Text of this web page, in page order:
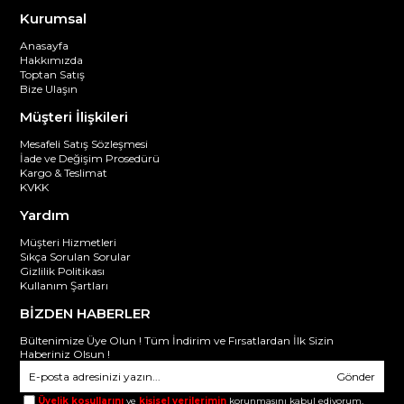
Kurumsal
Anasayfa
Hakkımızda
Toptan Satış
Bize Ulaşın
Müşteri İlişkileri
Mesafeli Satış Sözleşmesi
İade ve Değişim Prosedürü
Kargo & Teslimat
KVKK
Yardım
Müşteri Hizmetleri
Sıkça Sorulan Sorular
Gizlilik Politikası
Kullanım Şartları
BİZDEN HABERLER
Bültenimize Üye Olun ! Tüm İndirim ve Fırsatlardan İlk Sizin
Haberiniz Olsun !
Gönder
Üyelik koşullarını ve kişisel verilerimin korunmasını kabul ediyorum.